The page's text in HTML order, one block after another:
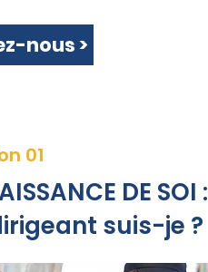
nous >
01
DE SOI :
suis-je ?